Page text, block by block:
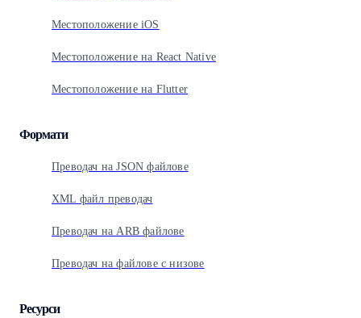
Местоположение iOS
Местоположение на React Native
Местоположение на Flutter
Формати
Преводач на JSON файлове
XML файл преводач
Преводач на ARB файлове
Преводач на файлове с низове
Ресурси